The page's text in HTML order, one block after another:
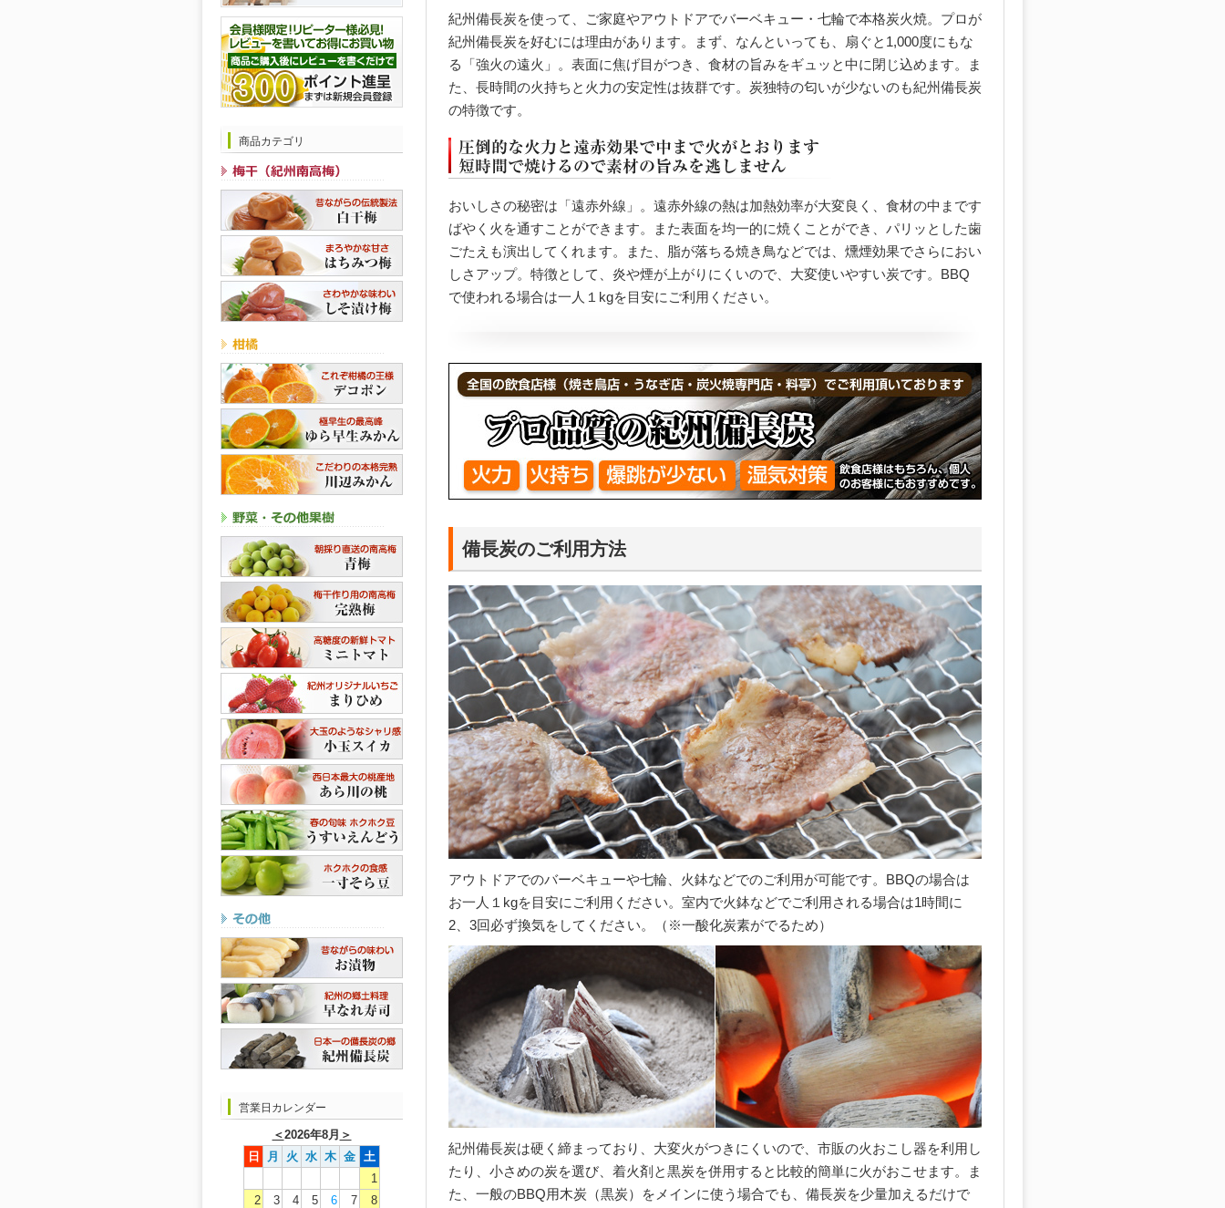
商品カテゴリ
営業日カレンダー
＜2026年8月 ＞
日
月 火 水 木 金 土
1
2
3 4 5 6 7
8
紀州備長炭を使って、ご家庭やアウトドアでバーベキュー・七輪で本格炭火焼。プロが
紀州備長炭を好むには理由があります。まず、なんといっても、扇ぐと1,000度にもな
る「強火の遠火」。表面に焦げ目がつき、食材の旨みをギュッと中に閉じ込めます。ま
た、長時間の火持ちと火力の安定性は抜群です。炭独特の匂いが少ないのも紀州備長炭
の特徴です。
おいしさの秘密は「遠赤外線」。遠赤外線の熱は加熱効率が大変良く、食材の中まです
ばやく火を通すことができます。また表面を均一的に焼くことができ、パリッとした歯
ごたえも演出してくれます。また、脂が落ちる焼き鳥などでは、燻煙効果でさらにおい
しさアップ。特徴として、炎や煙が上がりにくいので、大変使いやすい炭です。BBQ
で使われる場合は一人１kgを目安にご利用ください。
備長炭のご利用方法
アウトドアでのバーベキューや七輪、火鉢などでのご利用が可能です。BBQの場合は
お一人１kgを目安にご利用ください。室内で火鉢などでご利用される場合は1時間に
2、3回必ず換気をしてください。（※一酸化炭素がでるため）
紀州備長炭は硬く締まっており、大変火がつきにくいので、市販の火おこし器を利用し
たり、小さめの炭を選び、着火剤と黒炭を併用すると比較的簡単に火がおこせます。ま
た、一般のBBQ用木炭（黒炭）をメインに使う場合でも、備長炭を少量加えるだけで